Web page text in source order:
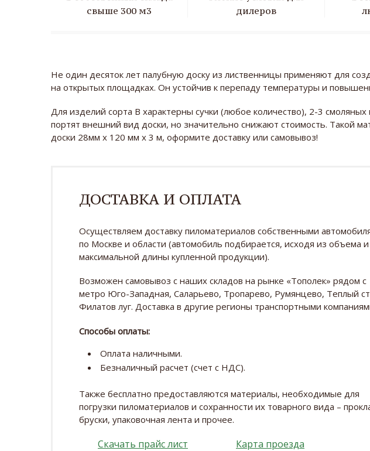
свыше 300 м3
дилеров
Не один десяток лет палубную доску из лиственницы применяют для
на открытых площадках. Он устойчив к перепаду температуры и
Для изделий сорта B характерны сучки (любое количество), 2-3
портят внешний вид доски, но значительно снижают стоимость. Такой
доски 28мм х 120 мм х 3 м, оформите доставку или самовывоз!
ДОСТАВКА И ОПЛАТА
Осуществляем доставку пиломатериалов собственными
по Москве и области (автомобиль подбирается, исходя из объема и
максимальной длины купленной продукции).
Возможен самовывоз с наших складов на рынке «Тополек» рядом с
метро Юго-Западная, Саларьево, Тропарево, Румянцево, Теплый
Филатов луг. Доставка в другие регионы транспортными
Способы оплаты:
Оплата наличными.
Безналичный расчет (счет с НДС).
Также бесплатно предоставляются материалы, необходимые для
погрузки пиломатериалов и сохранности их товарного вида –
бруски, упаковочная лента и прочее.
Скачать прайс лист Карта проезда